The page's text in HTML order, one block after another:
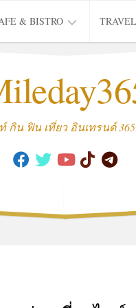
& BISTRO TRAVEL
THAI
TRIP
กิน ฟิน เที่ยว อินเทรนด์